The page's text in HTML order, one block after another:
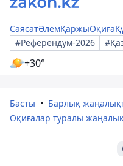
СаясатӘлемҚаржыОқиға
#Референдум-2026
+30°
Басты
Барлық
Оқиғалар туралы